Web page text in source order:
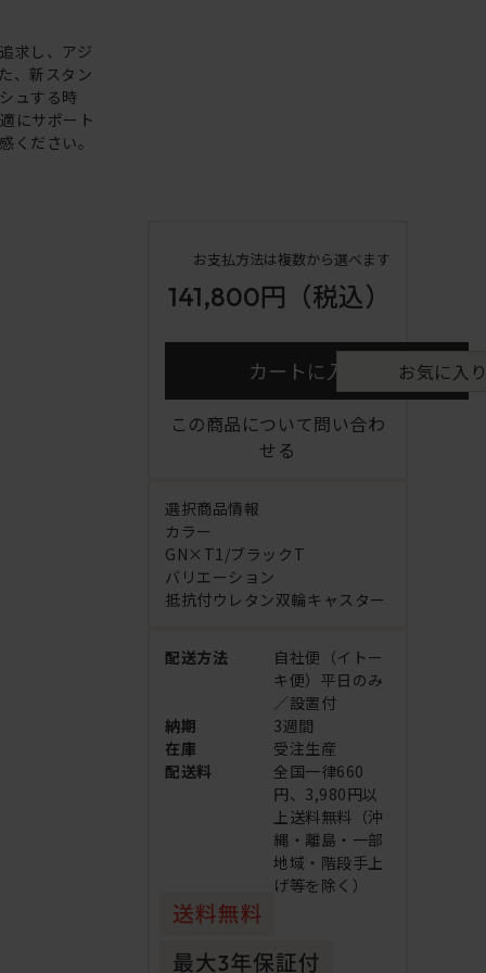
求し、アジ
、新スタン
ュする時
にサポート
ください。
お支払方法は複数から選べます
141,800円 （税込）
カートに入れる お気に入
この商品について問い合わ
せる
選択商品情報
カラー
GN×T1/ブラックT
バリエーション
抵抗付ウレタン双輪キャスター
配送方法
自社便（イトー
キ便）平日のみ
／設置付
納期
3週間
在庫
受注生産
配送料
全国一律660
円、3,980円以
上送料無料（沖
縄・離島・一部
地域・階段手上
げ等を除く）